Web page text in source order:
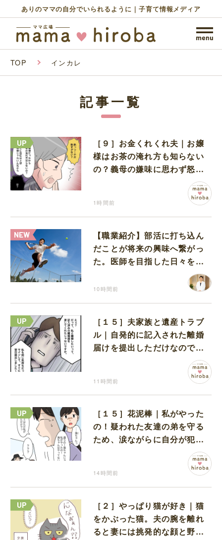
ありのママの自分でいられるように｜子育て情報メディア
TOP インカレ
記事一覧
［９］お金くれくれ夫｜お嬢
様はお茶の淹れ方も知らない
の？義母の嫌味に思わず怒り
1時間前
【職業紹介】部活に打ち込ん
だことが将来の興味へ繋がっ
た。医師を目指した日々を振
10時間前
［１５］夫家族と遺産トラブ
ル｜自発的に記入された離婚
届けを提出しただけなので、
11時間前
［１５］花泥棒｜私がやった
の！疑われた友達の弟を守る
ため、涙ながらに自分が犯人
14時間前
［２］やっぱり猫が好き｜猫
をかぶった猫。夫の腕を離れ
ると妻には挑発的な顔と野太